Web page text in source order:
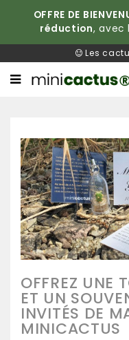
OFFRE DE
réduction, avec
Les
OFFREZ UNE
ET UN
INVITÉS DE
MINICACTUS